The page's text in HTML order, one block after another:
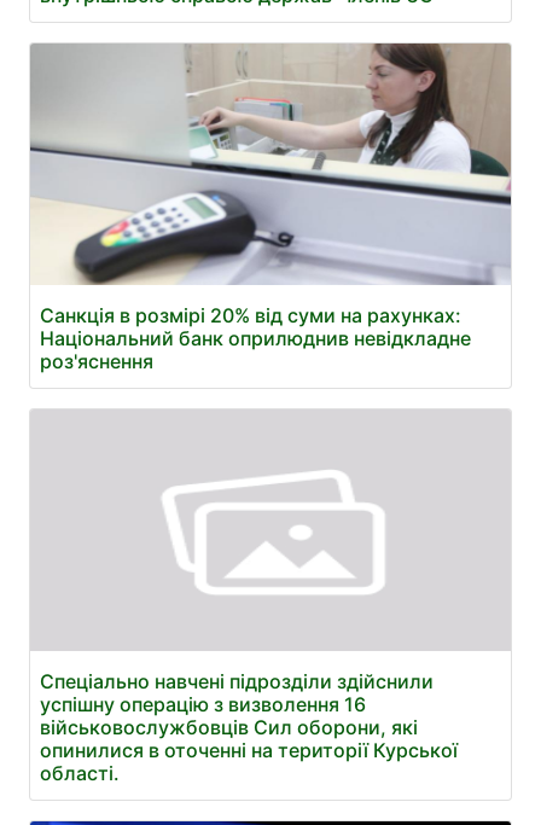
Санкція в розмірі 20% від суми на рахунках:
Національний банк оприлюднив невідкладне
роз'яснення
Спеціально навчені підрозділи здійснили
успішну операцію з визволення 16
військовослужбовців Сил оборони, які
опинилися в оточенні на території Курської
області.